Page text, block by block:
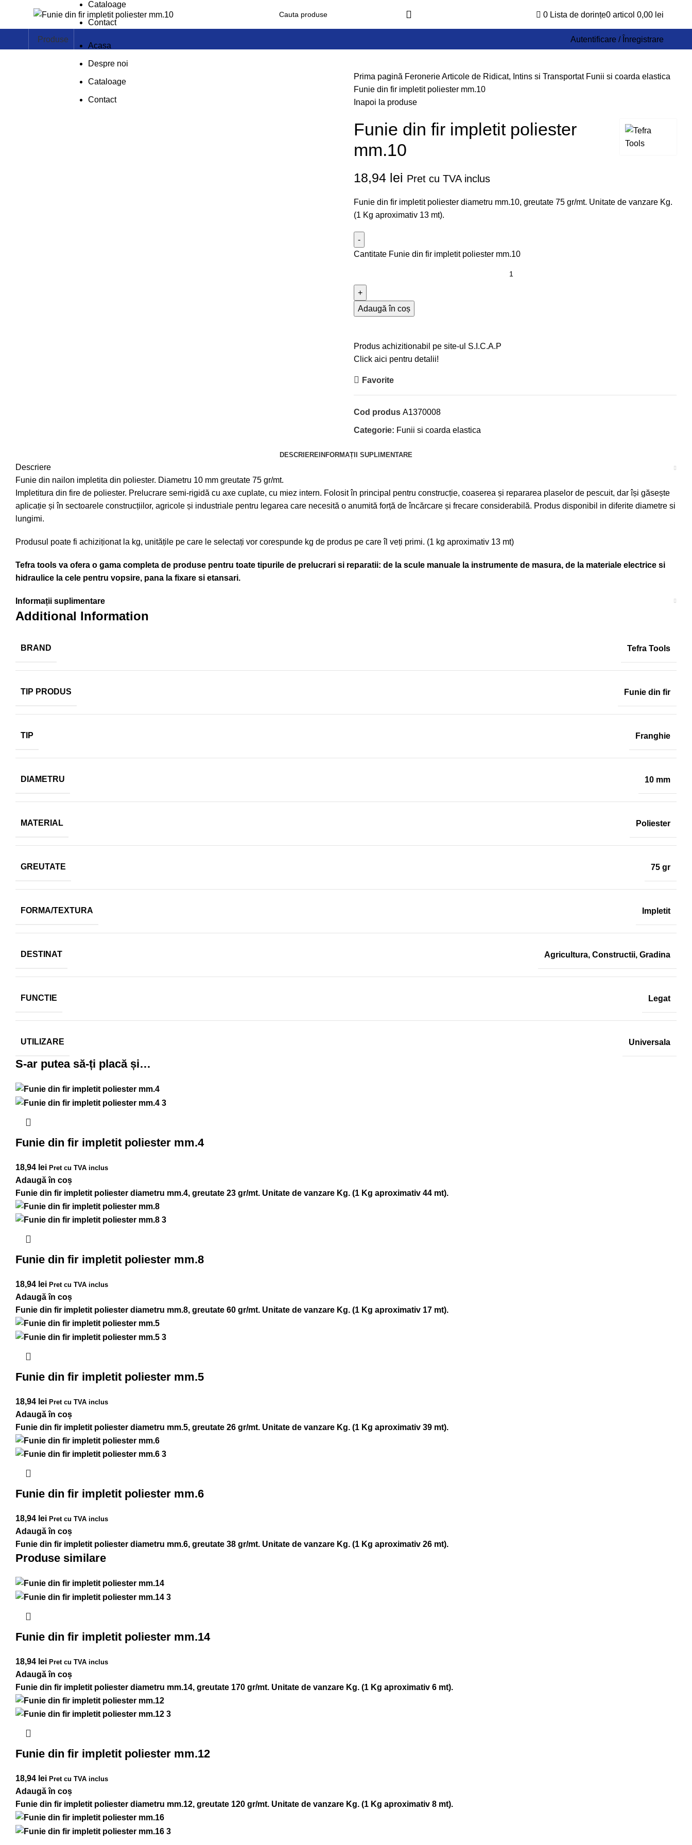
0 Lista de dorințe0 articol 0,00 lei
Produse
Cataloage
Contact
Acasa
Despre noi
Cataloage
Contact
Autentificare / Înregistrare
Prima pagină FeronerieArticole de Ridicat, Intins si Transportat Funii si coarda elastica
Funie din fir impletit poliester mm.10
Inapoi la produse
Funie din fir impletit poliester
mm.10
18,94 lei Pret cu TVA inclus
Funie din fir impletit poliester diametru mm.10, greutate 75 gr/mt. Unitate de vanzare Kg.
(1 Kg aproximativ 13 mt).
Cantitate Funie din fir impletit poliester mm.10
Adaugă în coș
Produs achizitionabil pe site-ul S.I.C.A.P
Click aici pentru detalii!
Favorite
Cod produs A1370008
Categorie: Funii si coarda elastica
DESCRIERE INFORMAȚII SUPLIMENTARE
Descriere
Funie din nailon impletita din poliester. Diametru 10 mm greutate 75 gr/mt.
Impletitura din fire de poliester. Prelucrare semi-rigidă cu axe cuplate, cu miez intern. Folosit în principal pentru construcție, coaserea și repararea plaselor de pescuit, dar își găsește
aplicație și în sectoarele construcțiilor, agricole și industriale pentru legarea care necesită o anumită forță de încărcare și frecare considerabilă. Produs disponibil in diferite diametre si
lungimi.
Produsul poate fi achiziționat la kg, unitățile pe care le selectați vor corespunde kg de produs pe care îl veți primi. (1 kg aproximativ 13 mt)
Tefra tools va ofera o gama completa de produse pentru toate tipurile de prelucrari si reparatii: de la scule manuale la instrumente de masura, de la materiale electrice si
hidraulice la cele pentru vopsire, pana la fixare si etansari.
Informații suplimentare
Additional Information
BRAND Tefra Tools
TIP PRODUS Funie din fir
TIP Franghie
DIAMETRU 10 mm
MATERIAL Poliester
GREUTATE 75 gr
FORMA/TEXTURA Impletit
DESTINAT Agricultura, Constructii, Gradina
FUNCTIE Legat
UTILIZARE Universala
S-ar putea să-ți placă și…
Funie din fir impletit poliester mm.4
18,94 lei Pret cu TVA inclus
Adaugă în coș
Funie din fir impletit poliester diametru mm.4, greutate 23 gr/mt. Unitate de vanzare Kg. (1 Kg aproximativ 44 mt).
Funie din fir impletit poliester mm.8
18,94 lei Pret cu TVA inclus
Adaugă în coș
Funie din fir impletit poliester diametru mm.8, greutate 60 gr/mt. Unitate de vanzare Kg. (1 Kg aproximativ 17 mt).
Funie din fir impletit poliester mm.5
18,94 lei Pret cu TVA inclus
Adaugă în coș
Funie din fir impletit poliester diametru mm.5, greutate 26 gr/mt. Unitate de vanzare Kg. (1 Kg aproximativ 39 mt).
Funie din fir impletit poliester mm.6
18,94 lei Pret cu TVA inclus
Adaugă în coș
Funie din fir impletit poliester diametru mm.6, greutate 38 gr/mt. Unitate de vanzare Kg. (1 Kg aproximativ 26 mt).
Produse similare
Funie din fir impletit poliester mm.14
18,94 lei Pret cu TVA inclus
Adaugă în coș
Funie din fir impletit poliester diametru mm.14, greutate 170 gr/mt. Unitate de vanzare Kg. (1 Kg aproximativ 6 mt).
Funie din fir impletit poliester mm.12
18,94 lei Pret cu TVA inclus
Adaugă în coș
Funie din fir impletit poliester diametru mm.12, greutate 120 gr/mt. Unitate de vanzare Kg. (1 Kg aproximativ 8 mt).